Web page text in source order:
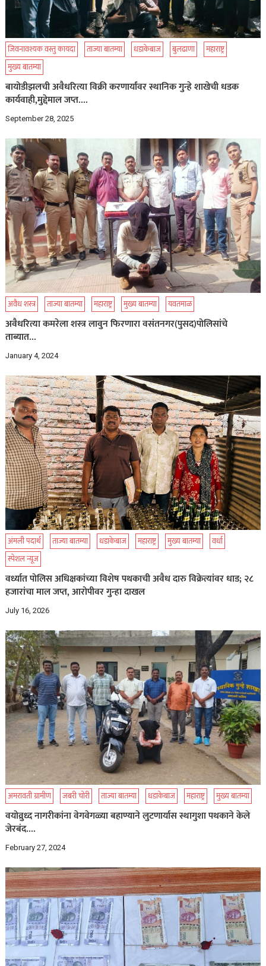
जिवनावश्यक वस्तु कायदा ताज्या बातम्या धडाकेबाज बुलढाणा
महाराष्ट्र
मुख्य बातम्या
बायोडीझलची अवैधरित्या विक्री करणार्यांवर स्थानिक गुन्हे शाखेची धडक
कार्यवाही,मुद्देमाल जप्त….
September 28, 2025
अवैध शस्त्र ताज्या बातम्या महाराष्ट्र मुख्य बातम्या यवतमाळ
अवैधरित्या कमरेला शस्त्र लावुन फिरणारा वसंतनगर(पुसद)पोलिसांचे
ताब्यात…
January 4, 2024
अंमली पदार्थ ताज्या बातम्या धडाकेबाज महाराष्ट्र मुख्य बातम्या
वर्धा
स्पेशल न्यूज
वर्ध्यात पोलिस अधिक्षकांच्या विशेष पथकाची अवैध दारु विक्रेत्यांवर धाड; २८
हजारांचा माल जप्त, आरोपीवर गुन्हा दाखल
July 16, 2026
अमरावती ग्रामीण जबरी चोरी ताज्या बातम्या धडाकेबाज महाराष्ट्र मुख्य बातम्या
वयोव्रुध्द नागरीकांना वेगवेगळ्या बहाण्याने लुटणार्यास स्थागुशा पथकाने केले
जेरबंद….
February 27, 2024